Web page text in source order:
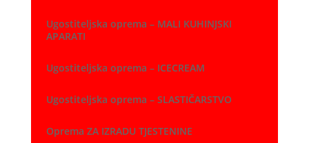
Ugostiteljska oprema – MALI KUHINJSKI
APARATI
Ugostiteljska oprema – ICECREAM
Ugostiteljska oprema – SLASTIČARSTVO
Oprema ZA IZRADU TJESTENINE